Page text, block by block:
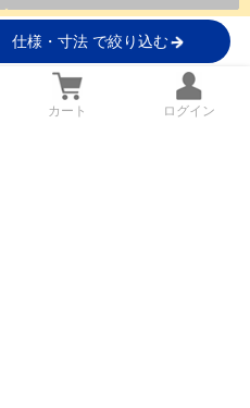
仕様・寸法 で絞り込む
カート ログイン